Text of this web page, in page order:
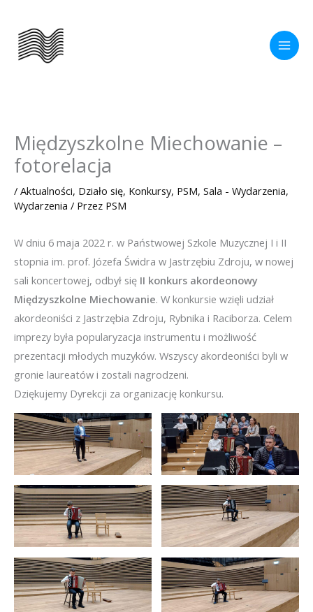
treści
Międzyszkolne Miechowanie –
fotorelacja
/ Aktualności, Działo się, Konkursy, PSM, Sala - Wydarzenia,
Wydarzenia / Przez PSM
W dniu 6 maja 2022 r. w Państwowej Szkole Muzycznej I i II
stopnia im. prof. Józefa Świdra w Jastrzębiu Zdroju, w nowej
sali koncertowej, odbył się II konkurs akordeonowy
Międzyszkolne Miechowanie. W konkursie wzięli udział
akordeoniści z Jastrzębia Zdroju, Rybnika i Raciborza. Celem
imprezy była popularyzacja instrumentu i możliwość
prezentacji młodych muzyków. Wszyscy akordeoniści byli w
gronie laureatów i zostali nagrodzeni.
Dziękujemy Dyrekcji za organizację konkursu.